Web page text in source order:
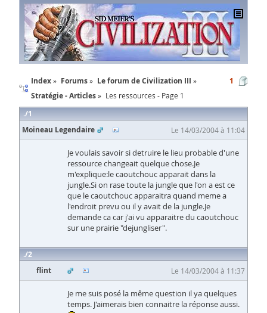
Index Forums
Le forum de Civilization III
Stratégie - Articles
Les ressources - Page 1
1
1
Moineau Legendaire
Le 14/03/2004 à 11:04
Je voulais savoir si detruire le lieu probable d'une
ressource changeait quelque chose.Je
m'explique:le caoutchouc apparait dans la
jungle.Si on rase toute la jungle que l'on a est ce
que le caoutchouc apparaitra quand meme a
l'endroit prevu ou il y avait de la jungle.Je
demande ca car j'ai vu apparaitre du caoutchouc
sur une prairie "dejungliser".
2
flint
Le 14/03/2004 à 11:37
Je me suis posé la même question il ya quelques
temps. J'aimerais bien connaitre la réponse aussi.